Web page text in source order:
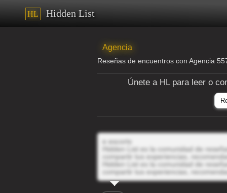
HL Hidden List
Agencia
Reseñas de encuentros con Agencia
Únete a HL para leer o
e escorts
Hidden List es la comunidad de
compartir tus experiencias,
Hidden List es la comunidad de
compartir tus experiencias,